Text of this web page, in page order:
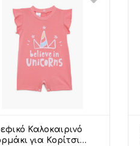
Καλοκαιρινό
για Κορίτσι